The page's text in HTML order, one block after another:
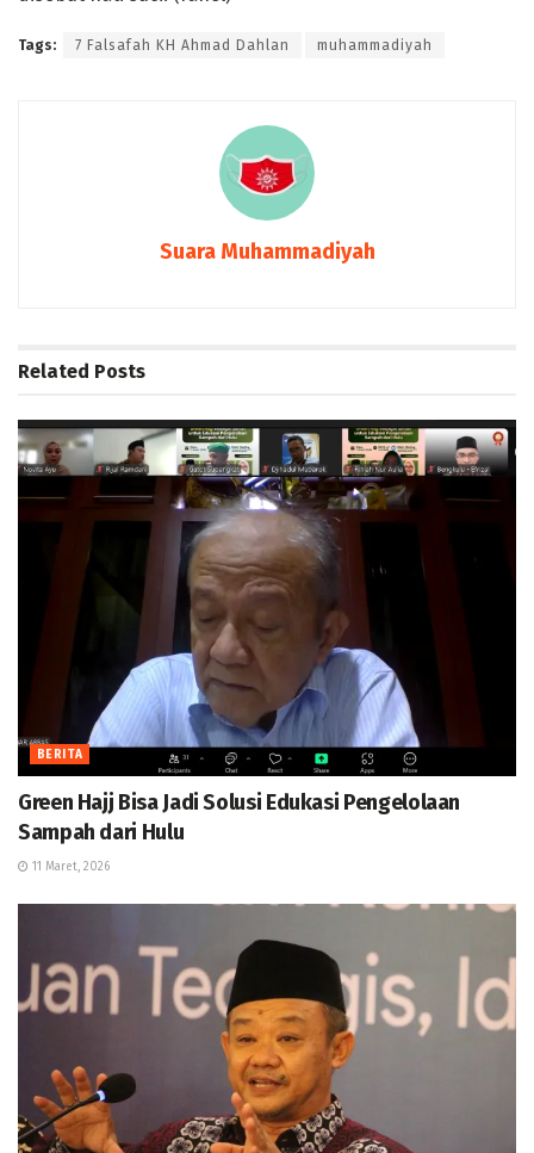
Tags: 7 Falsafah KH Ahmad Dahlan muhammadiyah
Suara Muhammadiyah
Related Posts
BERITA
Green Hajj Bisa Jadi Solusi Edukasi Pengelolaan
Sampah dari Hulu
11 Maret, 2026